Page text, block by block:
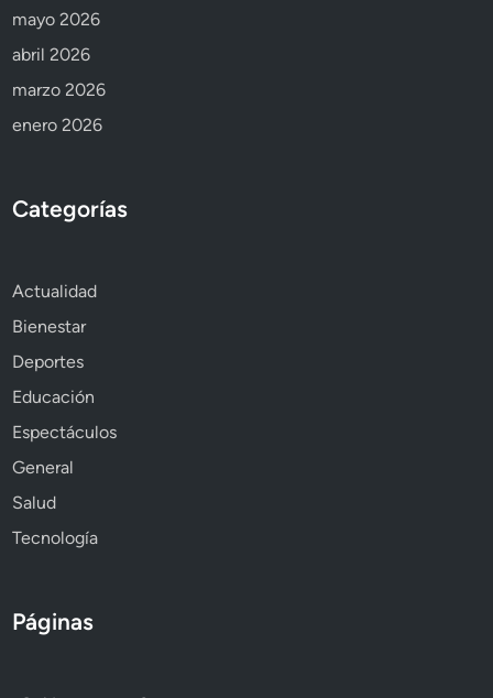
mayo 2026
abril 2026
marzo 2026
enero 2026
Categorías
Actualidad
Bienestar
Deportes
Educación
Espectáculos
General
Salud
Tecnología
Páginas